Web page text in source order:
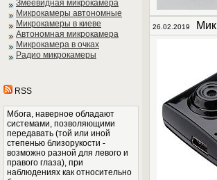
Змеевидная микрокамера
Микрокамеры автономные
Микрокамеры в киеве
Автономная микрокамера
Микрокамера в очках
Радио микрокамеры
RSS
Мбога, наверное обладают
системами, позволяющими
передавать (той или иной
степенью близорукости -
возможно разной для левого и
правого глаза), при
наблюдениях как относительно
26.02.2019